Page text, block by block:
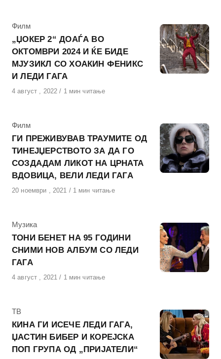
КАтегорија
Филм
„ЏОКЕР 2“ ДОАЃА ВО
ОКТОМВРИ 2024 И ЌЕ БИДЕ
МЈУЗИКЛ СО ХОАКИН ФЕНИКС
И ЛЕДИ ГАГА
Објавено
4 август , 2022 1 мин читање
КАтегорија
Филм
ГИ ПРЕЖИВУВАВ ТРАУМИТЕ ОД
ТИНЕЈЏЕРСТВОТО ЗА ДА ГО
СОЗДАДАМ ЛИКОТ НА ЦРНАТА
ВДОВИЦА, ВЕЛИ ЛЕДИ ГАГА
Објавено
20 ноември , 2021 1 мин читање
КАтегорија
Музика
ТОНИ БЕНЕТ НА 95 ГОДИНИ
СНИМИ НОВ АЛБУМ СО ЛЕДИ
ГАГА
Објавено
4 август , 2021 1 мин читање
КАтегорија
ТВ
КИНА ГИ ИСЕЧЕ ЛЕДИ ГАГА,
ЏАСТИН БИБЕР И КОРЕЈСКА
ПОП ГРУПА ОД „ПРИЈАТЕЛИ“